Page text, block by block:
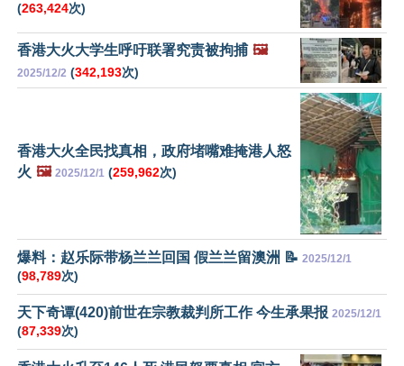
(263,424次)
香港大火大学生呼吁联署究责被拘捕 🖼️
2025/12/2 (342,193次)
香港大火全民找真相，政府堵嘴难掩港人怒
火 🖼️ 2025/12/1 (259,962次)
爆料：赵乐际带杨兰兰回国 假兰兰留澳洲 📝 2025/12/1
(98,789次)
天下奇谭(420)前世在宗教裁判所工作 今生承果报 2025/12/1
(87,339次)